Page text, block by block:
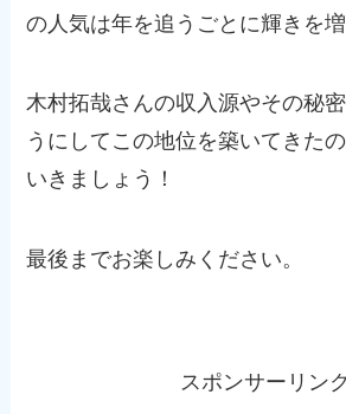
の人気は年を追うごとに輝きを増
木村拓哉さんの収入源やその秘
うにしてこの地位を築いてきた
いきましょう！
最後までお楽しみください。
スポンサーリンク